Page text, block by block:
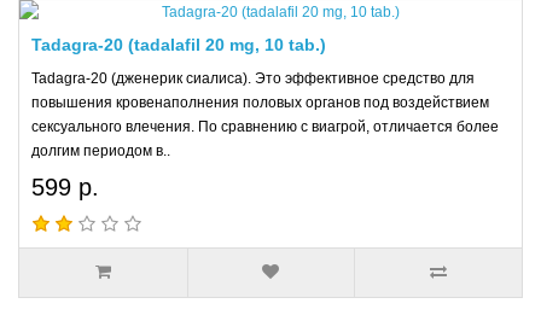
Tadagra-20 (tadalafil 20 mg, 10 tab.)
Tadagra-20 (дженерик сиалиса). Это эффективное средство для
повышения кровенаполнения половых органов под воздействием
сексуального влечения. По сравнению с виагрой, отличается более
долгим периодом в..
599 р.